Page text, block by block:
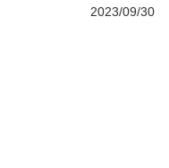
2023/09/30